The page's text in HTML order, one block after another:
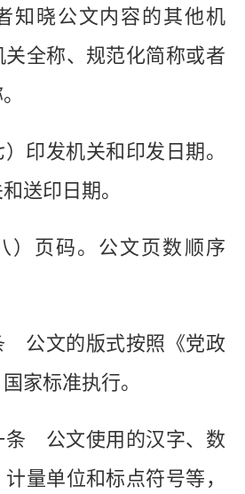
知晓公文内容的其他机
全称、规范化简称或者
发机关和印发日期。
送印日期。
页码。公文页数顺序
文的版式按照《党政
家标准执行。
公文使用的汉字、数
量单位和标点符号等，